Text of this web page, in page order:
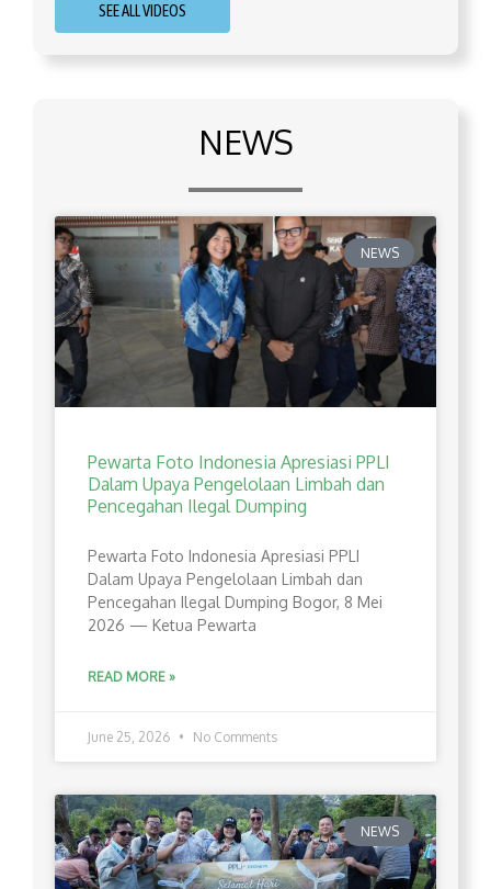
SEE ALL VIDEOS
NEWS
NEWS
Pewarta Foto Indonesia Apresiasi PPLI
Dalam Upaya Pengelolaan Limbah dan
Pencegahan Ilegal Dumping
Pewarta Foto Indonesia Apresiasi PPLI
Dalam Upaya Pengelolaan Limbah dan
Pencegahan Ilegal Dumping Bogor, 8 Mei
2026 — Ketua Pewarta
READ MORE »
June 25, 2026 No Comments
NEWS